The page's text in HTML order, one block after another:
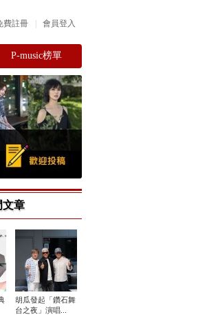
會員登入
費註冊
P-music榜單
文章
胡瓜發起「鑽石舞
台之夜」演唱...